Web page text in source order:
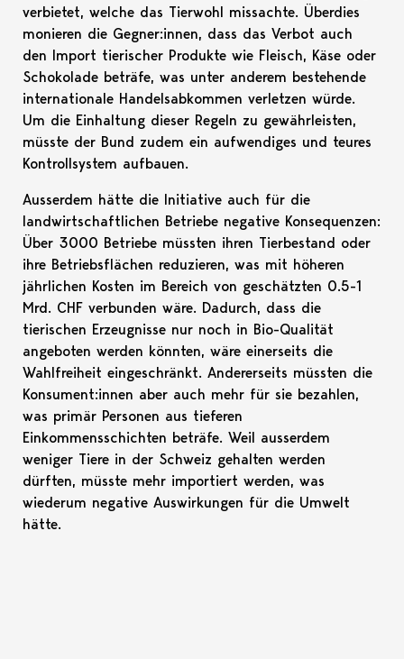
verbietet, welche das Tierwohl missachte. Überdies
monieren die Gegner:innen, dass das Verbot auch
den Import tierischer Produkte wie Fleisch, Käse oder
Schokolade beträfe, was unter anderem bestehende
internationale Handelsabkommen verletzen würde.
Um die Einhaltung dieser Regeln zu gewährleisten,
müsste der Bund zudem ein aufwendiges und teures
Kontrollsystem aufbauen.
Ausserdem hätte die Initiative auch für die
landwirtschaftlichen Betriebe negative Konsequenzen:
Über 3000 Betriebe müssten ihren Tierbestand oder
ihre Betriebsflächen reduzieren, was mit höheren
jährlichen Kosten im Bereich von geschätzten 0.5-1
Mrd. CHF verbunden wäre. Dadurch, dass die
tierischen Erzeugnisse nur noch in Bio-Qualität
angeboten werden könnten, wäre einerseits die
Wahlfreiheit eingeschränkt. Andererseits müssten die
Konsument:innen aber auch mehr für sie bezahlen,
was primär Personen aus tieferen
Einkommensschichten beträfe. Weil ausserdem
weniger Tiere in der Schweiz gehalten werden
dürften, müsste mehr importiert werden, was
wiederum negative Auswirkungen für die Umwelt
hätte.